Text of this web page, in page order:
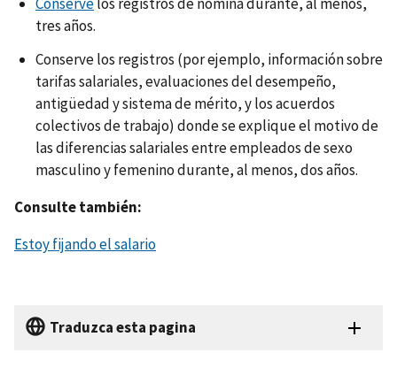
tres años.
Conserve los registros (por ejemplo, información sobre
tarifas salariales, evaluaciones del desempeño,
antigüedad y sistema de mérito, y los acuerdos
colectivos de trabajo) donde se explique el motivo de
las diferencias salariales entre empleados de sexo
masculino y femenino durante, al menos, dos años.
Consulte también:
Estoy fijando el salario
Traduzca esta pagina